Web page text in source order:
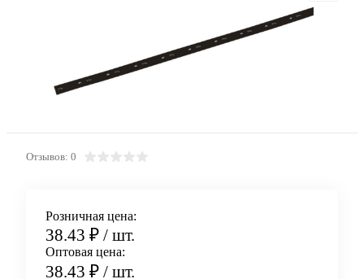
Отзывов: 0
Розничная цена:
38.43 ₽ / шт.
Оптовая цена:
38.43 ₽ / шт.